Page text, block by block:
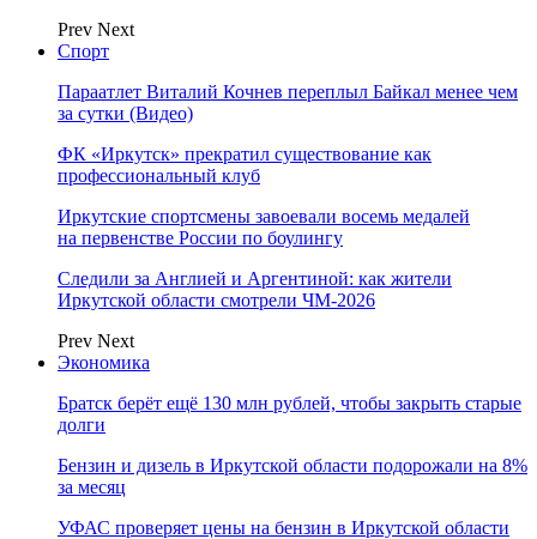
Prev Next
Спорт
Параатлет Виталий Кочнев переплыл Байкал менее чем
за сутки (Видео)
ФК «Иркутск» прекратил существование как
профессиональный клуб
Иркутские спортсмены завоевали восемь медалей
на первенстве России по боулингу
Следили за Англией и Аргентиной: как жители
Иркутской области смотрели ЧМ-2026
Prev Next
Экономика
Братск берёт ещё 130 млн рублей, чтобы закрыть старые
долги
Бензин и дизель в Иркутской области подорожали на 8%
за месяц
УФАС проверяет цены на бензин в Иркутской области